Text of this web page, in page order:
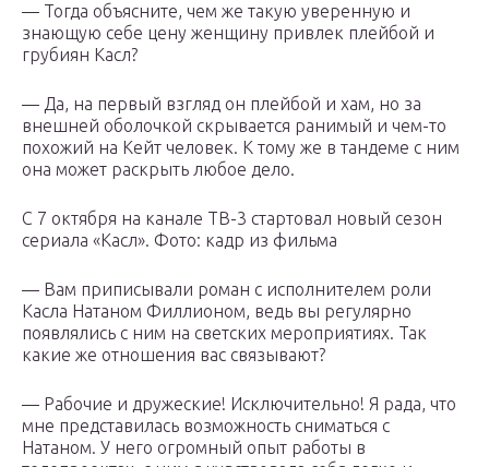
— Тогда объясните, чем же такую уверенную и
знающую себе цену женщину привлек плейбой и
грубиян Касл?
— Да, на первый взгляд он плейбой и хам, но за
внешней оболочкой скрывается ранимый и чем-то
похожий на Кейт человек. К тому же в тандеме с ним
она может раскрыть любое дело.
С 7 октября на канале ТВ-3 стартовал новый сезон
сериала «Касл». Фото: кадр из фильма
— Вам приписывали роман с исполнителем роли
Касла Натаном Филлионом, ведь вы регулярно
появлялись с ним на светских мероприятиях. Так
какие же отношения вас связывают?
— Рабочие и дружеские! Исключительно! Я рада, что
мне представилась возможность сниматься с
Натаном. У него огромный опыт работы в